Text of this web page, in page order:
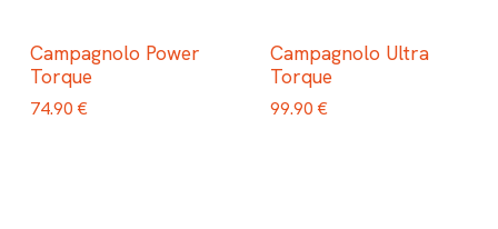
Campagnolo Power
Torque
74.90 €
Campagnolo Ultra
Torque
99.90 €